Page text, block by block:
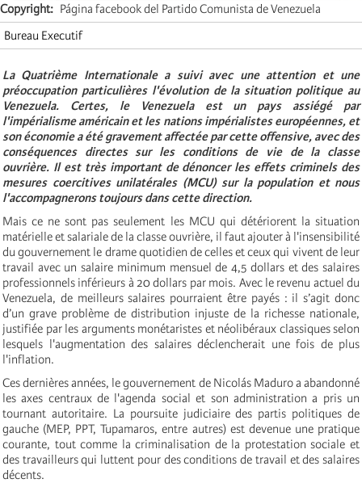
Copyright
Página facebook del Partido Comunista de Venezuela
Bureau Executif
La Quatrième Internationale a suivi avec une attention et une
préoccupation particulières l'évolution de la situation politique au
Venezuela. Certes, le Venezuela est un pays assiégé par
l'impérialisme américain et les nations impérialistes européennes, et
son économie a été gravement affectée par cette offensive, avec des
conséquences directes sur les conditions de vie de la classe
ouvrière. Il est très important de dénoncer les effets criminels des
mesures coercitives unilatérales (MCU) sur la population et nous
l'accompagnerons toujours dans cette direction.
Mais ce ne sont pas seulement les MCU qui détériorent la situation
matérielle et salariale de la classe ouvrière, il faut ajouter à l'insensibilité
du gouvernement le drame quotidien de celles et ceux qui vivent de leur
travail avec un salaire minimum mensuel de 4,5 dollars et des salaires
professionnels inférieurs à 20 dollars par mois. Avec le revenu actuel du
Venezuela, de meilleurs salaires pourraient être payés : il s’agit donc
d’un grave problème de distribution injuste de la richesse nationale,
justifiée par les arguments monétaristes et néolibéraux classiques selon
lesquels l'augmentation des salaires déclencherait une fois de plus
l'inflation.
Ces dernières années, le gouvernement de Nicolás Maduro a abandonné
les axes centraux de l'agenda social et son administration a pris un
tournant autoritaire. La poursuite judiciaire des partis politiques de
gauche (MEP, PPT, Tupamaros, entre autres) est devenue une pratique
courante, tout comme la criminalisation de la protestation sociale et
des travailleurs qui luttent pour des conditions de travail et des salaires
décents.